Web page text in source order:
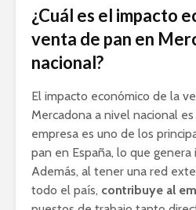
¿Cuál es el impacto
venta de pan en
nacional?
El impacto económico de la
Mercadona a nivel nacional es
empresa es uno de los
pan en España, lo que genera
Además, al tener una red
todo el país, contribuye al